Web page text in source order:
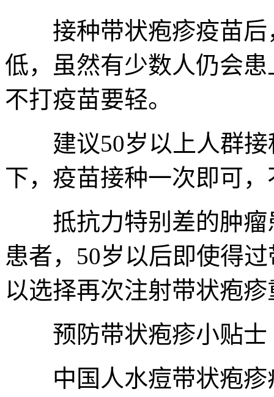
接种带状疱疹疫苗后
低，虽然有少数人仍会
不打疫苗要轻。
建议50岁以上人群接
下，疫苗接种一次即可
抵抗力特别差的肿瘤
患者，50岁以后即使得
以选择再次注射带状疱
预防带状疱疹小贴士
中国人水痘带状疱疹